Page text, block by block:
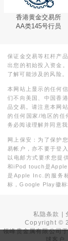
香港黄金交易所
AA类145号行员
保证金交易等杠杆产
出您的初始投入资金
了解可能涉及的风险。
本网站上显示的任何
们不向美国、中国香
品交易。请注意本网
的任何国家/地区的任
务必阅读理解并同意
网上保安：为了保护
易帐户，亦不要于登
以电邮方式要求您提
和iPod touch是
是Apple Inc.的服务
标，Google Play徽
私隐条款 |
Copyright ©
领峰贵金属有限公司
球客户